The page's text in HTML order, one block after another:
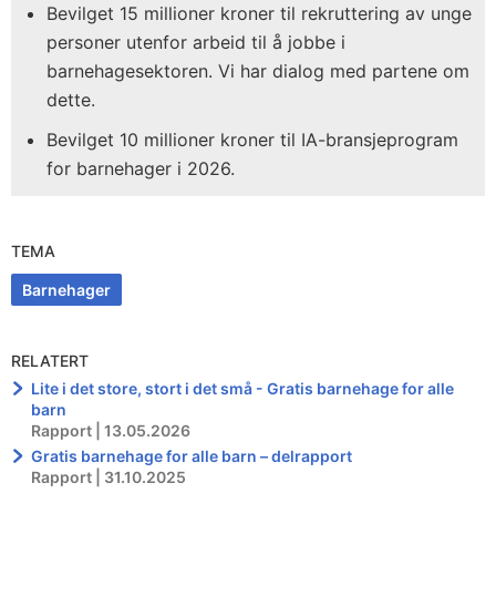
Bevilget 15 millioner kroner til rekruttering av unge
personer utenfor arbeid til å jobbe i
barnehagesektoren. Vi har dialog med partene om
dette.
Bevilget 10 millioner kroner til IA-bransjeprogram
for barnehager i 2026.
TEMA
Barnehager
RELATERT
Lite i det store, stort i det små - Gratis barnehage for alle
barn
Rapport | 13.05.2026
Gratis barnehage for alle barn – delrapport
Rapport | 31.10.2025